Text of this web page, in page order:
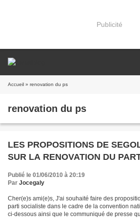
Publicité
Accueil » renovation du ps
renovation du ps
LES PROPOSITIONS DE
SUR LA RENOVATION DU
Publié le 01/06/2010 à 20:19
Par Jocegaly
Cher(e)s ami(e)s, J'ai souhaité faire des
parti socialiste dans le cadre de la convention
ci-dessous ainsi que le communiqué de presse